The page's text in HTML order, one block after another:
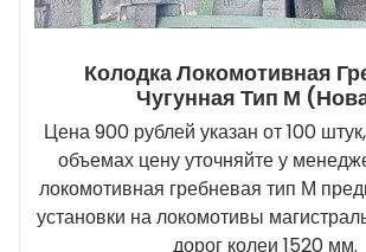
Колодка Локомотивная
Чугунная Тип М
Цена 900 рублей указан от 100
объемах цену уточняйте у
локомотивная гребневая тип М
установки на локомотивы
дорог колеи 1520 мм.